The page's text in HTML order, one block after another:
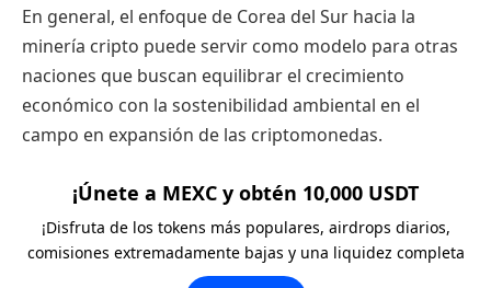
En general, el enfoque de Corea del Sur hacia la
minería cripto puede servir como modelo para otras
naciones que buscan equilibrar el crecimiento
económico con la sostenibilidad ambiental en el
campo en expansión de las criptomonedas.
¡Únete a MEXC y obtén 10,000 USDT
¡Disfruta de los tokens más populares, airdrops diarios,
comisiones extremadamente bajas y una liquidez completa